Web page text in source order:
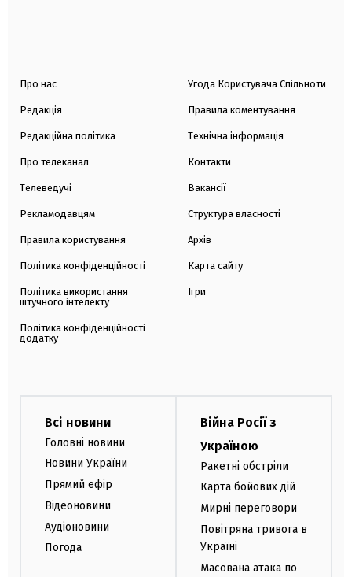
Про нас
Редакція
Редакційна політика
Про телеканал
Телеведучі
Рекламодавцям
Правила користування
Політика конфіденційності
Політика використання
штучного інтелекту
Політика конфіденційності
додатку
Угода Користувача Спільноти
Правила коментування
Технічна інформація
Контакти
Вакансії
Структура власності
Архів
Карта сайту
Ігри
Всі новини
Головні новини
Новини України
Прямий ефір
Відеоновини
Аудіоновини
Погода
Війна Росії з
Україною
Ракетні обстріли
Карта бойових дій
Мирні переговори
Повітряна тривога в
Україні
Масована атака по